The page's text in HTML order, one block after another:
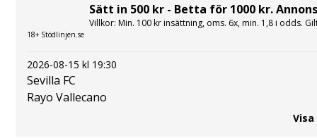
18+ Stödlinjen.se
Sätt in 500 kr - Betta för 1000 kr.
Villkor: Min. 100 kr insättning, oms. 6x, min. 1,8 i odds.
2026-08-15 kl 19:30
Sevilla FC
Rayo Vallecano